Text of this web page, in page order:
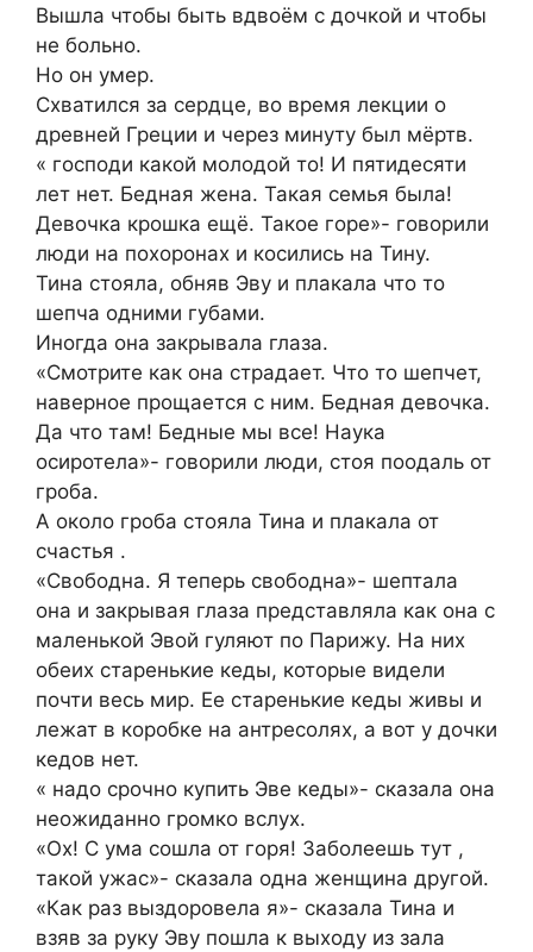
Вышла чтобы быть вдвоём с дочкой и чтобы
не больно.
Но он умер.
Схватился за сердце, во время лекции о
древней Греции и через минуту был мёртв.
« господи какой молодой то! И пятидесяти
лет нет. Бедная жена. Такая семья была!
Девочка крошка ещё. Такое горе»- говорили
люди на похоронах и косились на Тину.
Тина стояла, обняв Эву и плакала что то
шепча одними губами.
Иногда она закрывала глаза.
«Смотрите как она страдает. Что то шепчет,
наверное прощается с ним. Бедная девочка.
Да что там! Бедные мы все! Наука
осиротела»- говорили люди, стоя поодаль от
гроба.
А около гроба стояла Тина и плакала от
счастья .
«Свободна. Я теперь свободна»- шептала
она и закрывая глаза представляла как она с
маленькой Эвой гуляют по Парижу. На них
обеих старенькие кеды, которые видели
почти весь мир. Ее старенькие кеды живы и
лежат в коробке на антресолях, а вот у дочки
кедов нет.
« надо срочно купить Эве кеды»- сказала она
неожиданно громко вслух.
«Ох! С ума сошла от горя! Заболеешь тут ,
такой ужас»- сказала одна женщина другой.
«Как раз выздоровела я»- сказала Тина и
взяв за руку Эву пошла к выходу из зала